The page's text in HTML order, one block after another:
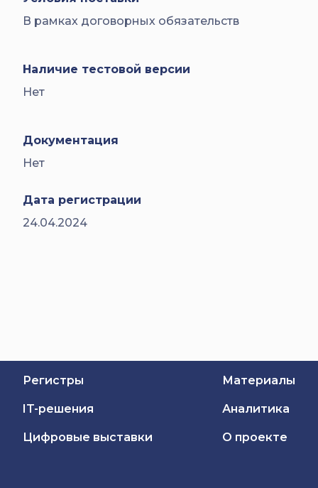
В рамках договорных обязательств
Наличие тестовой версии
Нет
Документация
Нет
Дата регистрации
24.04.2024
Регистры
IT-решения
Цифровые выставки
Материалы
Аналитика
О проекте